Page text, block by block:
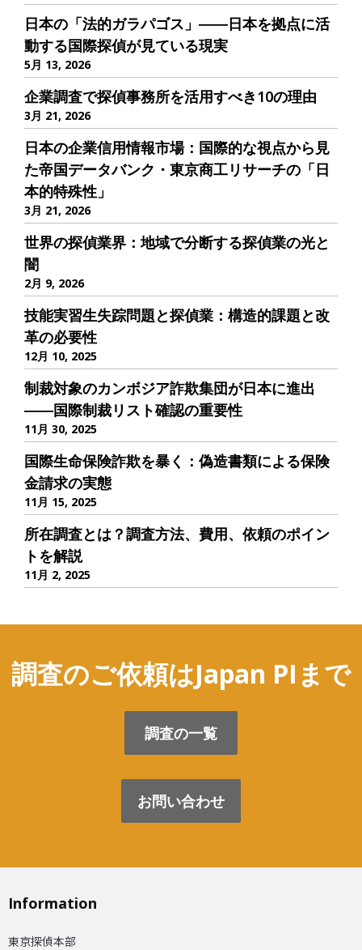
日本の「法的ガラパゴス」――日本を拠点に活
動する国際探偵が見ている現実
5月 13, 2026
企業調査で探偵事務所を活用すべき10の理由
3月 21, 2026
日本の企業信用情報市場：国際的な視点から見
た帝国データバンク・東京商工リサーチの「日
本的特殊性」
3月 21, 2026
世界の探偵業界：地域で分断する探偵業の光と
闇
2月 9, 2026
技能実習生失踪問題と探偵業：構造的課題と改
革の必要性
12月 10, 2025
制裁対象のカンボジア詐欺集団が日本に進出
――国際制裁リスト確認の重要性
11月 30, 2025
国際生命保険詐欺を暴く：偽造書類による保険
金請求の実態
11月 15, 2025
所在調査とは？調査方法、費用、依頼のポイン
トを解説
11月 2, 2025
調査のご依頼はJapan PIまで
調査の一覧
お問い合わせ
Information
東京探偵本部